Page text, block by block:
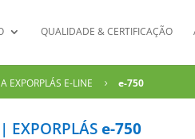
QUALIDADE & CERTIFICAÇÃO
EXPORPLÁS E-LINE 5 e-750
EXPORPLÁS e-750